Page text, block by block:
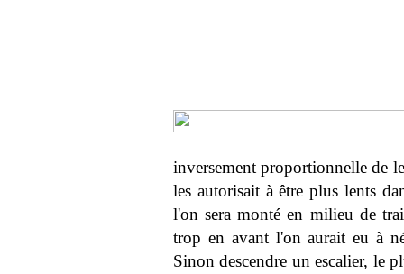
inversement proportionnelle de
les autorisait à être plus lents
l'on sera monté en milieu de
trop en avant l'on aurait eu à
Sinon descendre un escalier, le